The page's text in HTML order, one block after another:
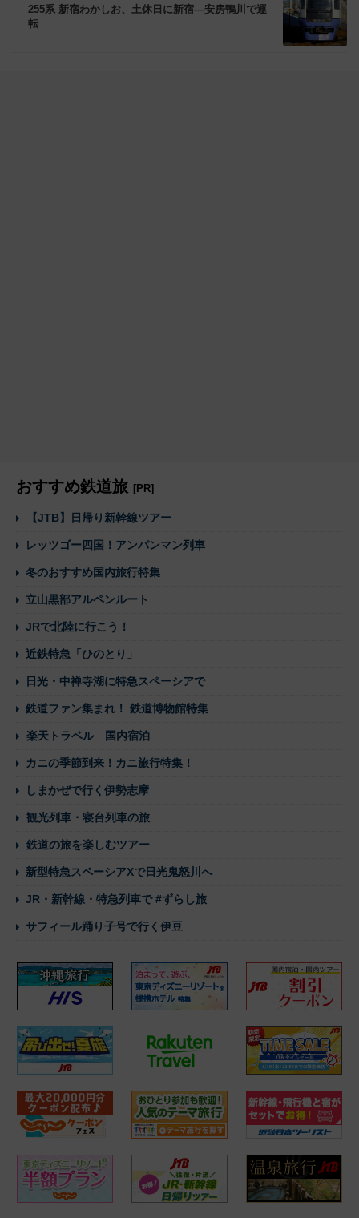
255系 新宿わかしお、土休日に新宿―安房鴨川で運
転
おすすめ鉄道旅 [PR]
【JTB】日帰り新幹線ツアー
レッツゴー四国！アンパンマン列車
冬のおすすめ国内旅行特集
立山黒部アルペンルート
JRで北陸に行こう！
近鉄特急「ひのとり」
日光・中禅寺湖に特急スペーシアで
鉄道ファン集まれ！ 鉄道博物館特集
楽天トラベル 国内宿泊
カニの季節到来！カニ旅行特集！
しまかぜで行く伊勢志摩
観光列車・寝台列車の旅
鉄道の旅を楽しむツアー
新型特急スペーシアXで日光鬼怒川へ
JR・新幹線・特急列車で #ずらし旅
サフィール踊り子号で行く伊豆